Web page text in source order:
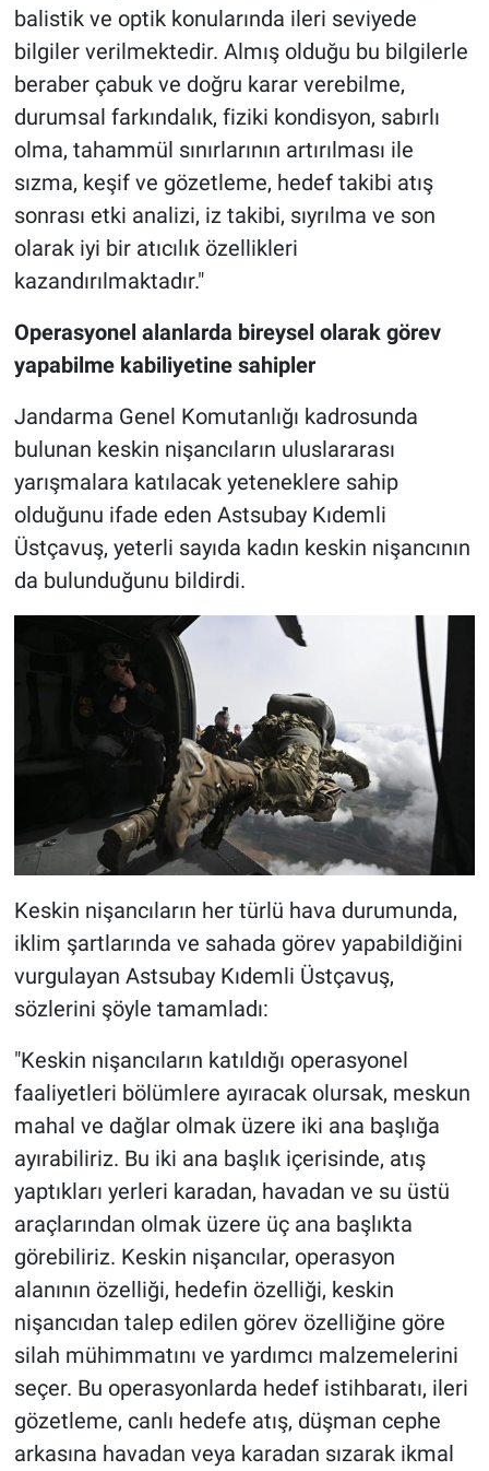
balistik ve optik konularında ileri seviyede
bilgiler verilmektedir. Almış olduğu bu bilgilerle
beraber çabuk ve doğru karar verebilme,
durumsal farkındalık, fiziki kondisyon, sabırlı
olma, tahammül sınırlarının artırılması ile
sızma, keşif ve gözetleme, hedef takibi atış
sonrası etki analizi, iz takibi, sıyrılma ve son
olarak iyi bir atıcılık özellikleri
kazandırılmaktadır."
Operasyonel alanlarda bireysel olarak görev
yapabilme kabiliyetine sahipler
Jandarma Genel Komutanlığı kadrosunda
bulunan keskin nişancıların uluslararası
yarışmalara katılacak yeteneklere sahip
olduğunu ifade eden Astsubay Kıdemli
Üstçavuş, yeterli sayıda kadın keskin nişancının
da bulunduğunu bildirdi.
Keskin nişancıların her türlü hava durumunda,
iklim şartlarında ve sahada görev yapabildiğini
vurgulayan Astsubay Kıdemli Üstçavuş,
sözlerini şöyle tamamladı:
"Keskin nişancıların katıldığı operasyonel
faaliyetleri bölümlere ayıracak olursak, meskun
mahal ve dağlar olmak üzere iki ana başlığa
ayırabiliriz. Bu iki ana başlık içerisinde, atış
yaptıkları yerleri karadan, havadan ve su üstü
araçlarından olmak üzere üç ana başlıkta
görebiliriz. Keskin nişancılar, operasyon
alanının özelliği, hedefin özelliği, keskin
nişancıdan talep edilen görev özelliğine göre
silah mühimmatını ve yardımcı malzemelerini
seçer. Bu operasyonlarda hedef istihbaratı, ileri
gözetleme, canlı hedefe atış, düşman cephe
arkasına havadan veya karadan sızarak ikmal